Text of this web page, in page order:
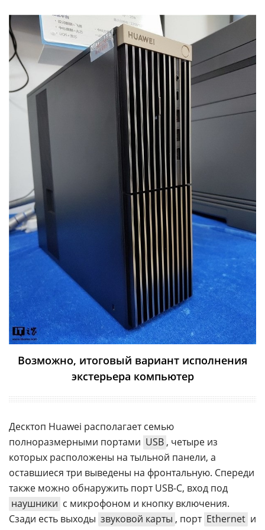
Возможно, итоговый вариант исполнения
экстерьера компьютер
Десктоп Huawei располагает семью
полноразмерными портами USB , четыре из
которых расположены на тыльной панели, а
оставшиеся три выведены на фронтальную. Спереди
также можно обнаружить порт USB-С, вход под
наушники с микрофоном и кнопку включения.
Сзади есть выходы звуковой карты , порт Ethernet и